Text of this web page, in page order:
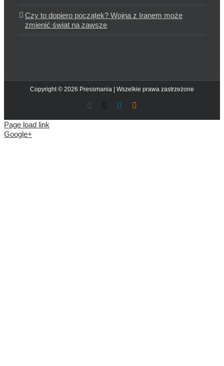
Czy to dopiero początek? Wojna z Iranem może
zmienić świat na zawsze
Copyright © 2026 Pressmania | Wszelkie prawa zastrzeżone
Facebook LinkedIn
Page load link
Google+